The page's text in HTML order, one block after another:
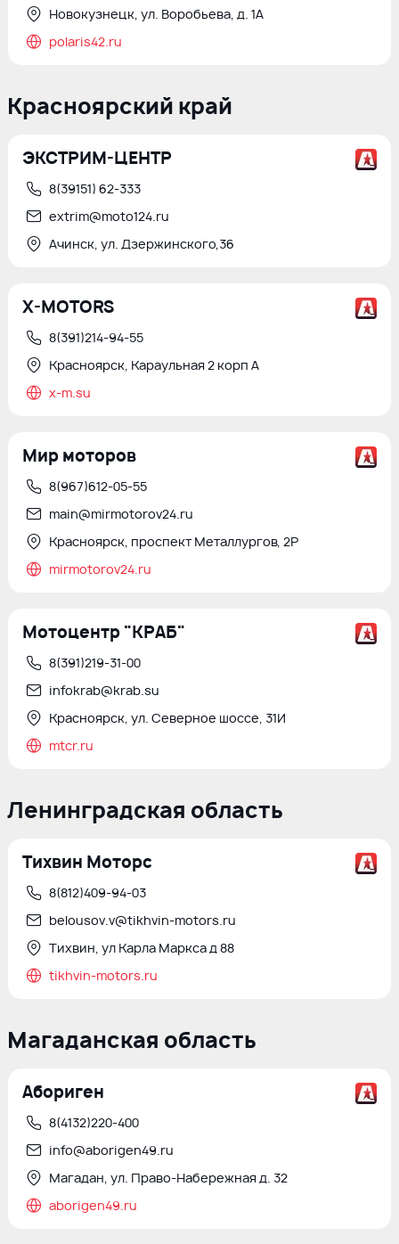
Новокузнецк, ул. Воробьева, д. 1А
polaris42.ru
Красноярский край
ЭКСТРИМ-ЦЕНТР
8(39151) 62-333
extrim@moto124.ru
Ачинск, ул. Дзержинского,36
X-MOTORS
8(391)214-94-55
Красноярск, Караульная 2 корп А
x-m.su
Мир моторов
8(967)612-05-55
main@mirmotorov24.ru
Красноярск, проспект Металлургов, 2Р
mirmotorov24.ru
Мотоцентр "КРАБ"
8(391)219-31-00
infokrab@krab.su
Красноярск, ул. Северное шоссе, 31И
mtcr.ru
Ленинградская область
Тихвин Моторс
8(812)409-94-03
belousov.v@tikhvin-motors.ru
Тихвин, ул Карла Маркса д 88
tikhvin-motors.ru
Магаданская область
Абориген
8(4132)220-400
info@aborigen49.ru
Магадан, ул. Право-Набережная д. 32
aborigen49.ru